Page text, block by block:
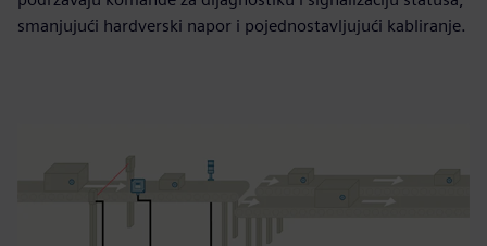
smanjujući hardverski napor i pojednostavljujući kabliranje.